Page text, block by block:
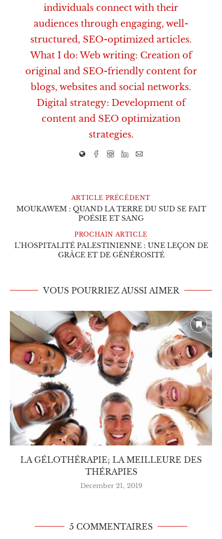
individuals connect with their
audiences through engaging, well-
structured, SEO-optimized articles.
What I do: Web writing: Creation of
original and SEO-friendly content for
blogs, websites and social networks.
Digital strategy: Development of
content and SEO optimization
strategies.
ARTICLE PRÉCÉDENT
MOUKAWEM : QUAND LA TERRE DU SUD SE FAIT
POÉSIE ET SANG
PROCHAIN ARTICLE
L’HOSPITALITÉ PALESTINIENNE : UNE LEÇON DE
GRÂCE ET DE GÉNÉROSITÉ
VOUS POURRIEZ AUSSI AIMER
LA GÉLOTHÉRAPIE; LA MEILLEURE DES
THÉRAPIES
December 21, 2019
5 COMMENTAIRES